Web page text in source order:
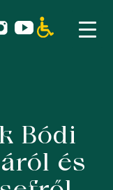
Bódi
és